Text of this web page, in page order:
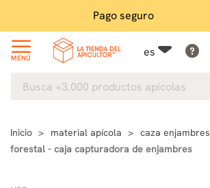
Pago seguro
MENÚ es
Inicio material apícola caza enjambres
forestal - caja capturadora de enjambres